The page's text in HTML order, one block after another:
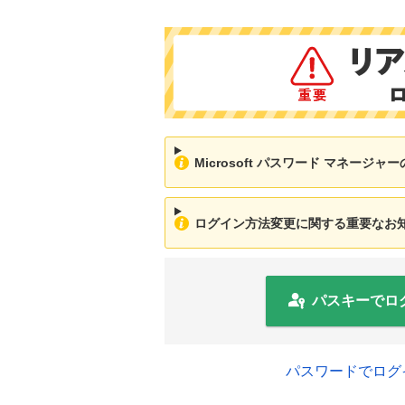
Microsoft パスワード マネージャー
ログイン方法変更に関する重要なお
パスキーでロ
パスワードでログ